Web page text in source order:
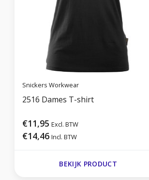
Snickers Workwear
2516 Dames T-shirt
€11,95 Excl. BTW
€14,46 Incl. BTW
BEKIJK PRODUCT